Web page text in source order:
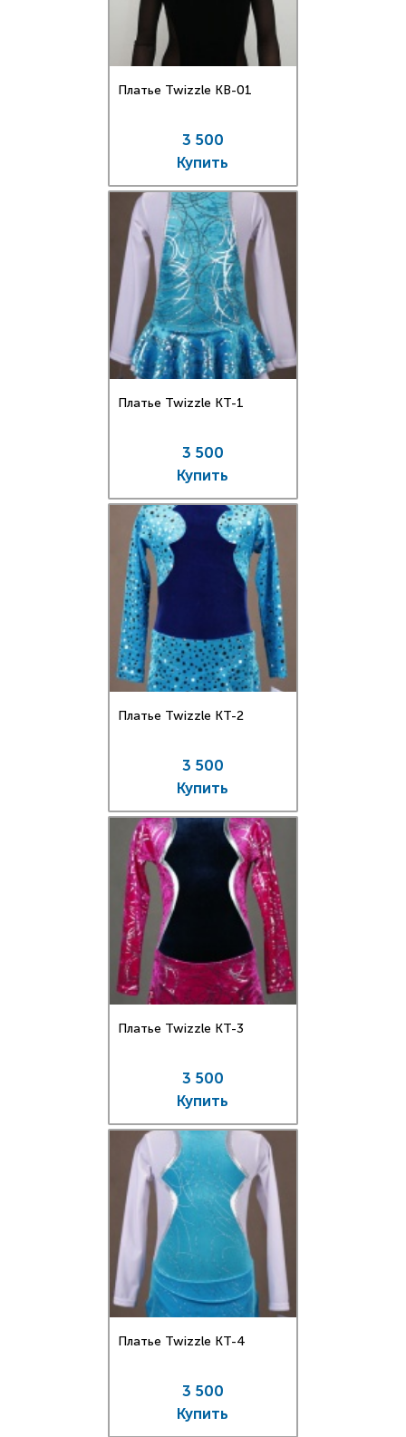
Платье Twizzle КВ-01
3 500
Купить
Платье Twizzle КT-1
3 500
Купить
Платье Twizzle КT-2
3 500
Купить
Платье Twizzle КT-3
3 500
Купить
Платье Twizzle КT-4
3 500
Купить